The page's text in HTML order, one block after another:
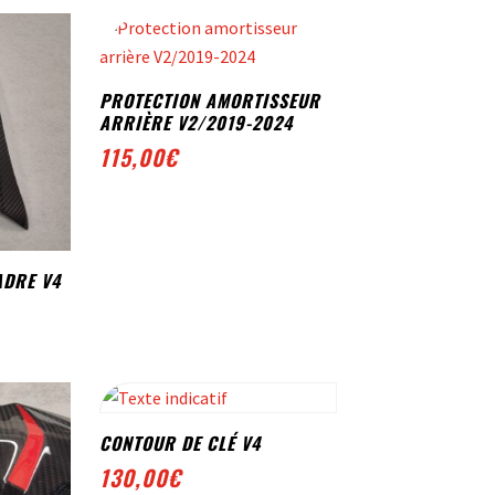
V4
PROTECTION AMORTISSEUR
ARRIÈRE V2/2019-2024
115,00€
CONTOUR DE CLÉ V4
130,00€